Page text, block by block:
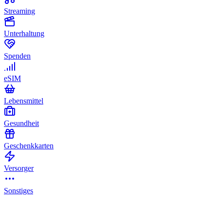
Streaming
Unterhaltung
Spenden
eSIM
Lebensmittel
Gesundheit
Geschenkkarten
Versorger
Sonstiges